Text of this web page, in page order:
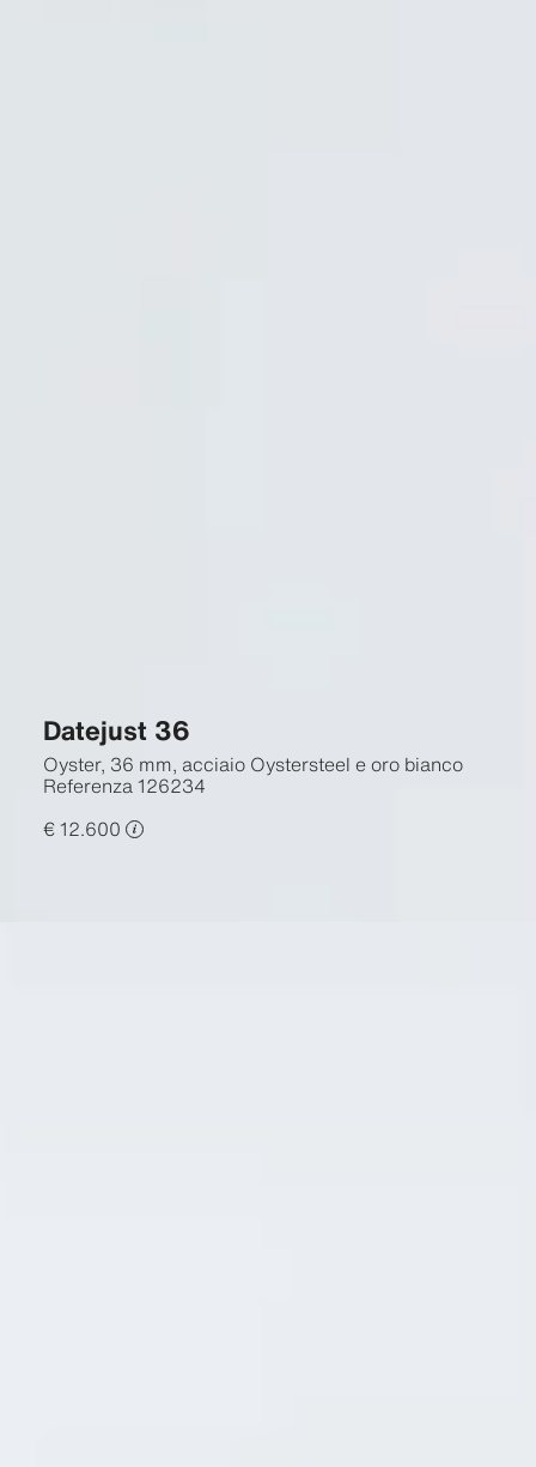
Datejust 36
Oyster, 36 mm, acciaio Oystersteel e oro bianco
Referenza126234
€ 12.600